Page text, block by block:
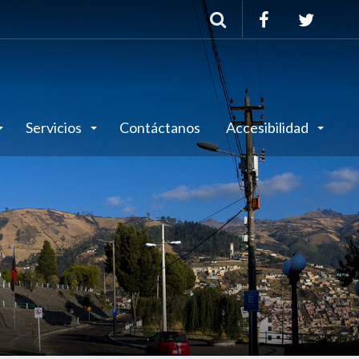
Buscar
Servicios Contáctanos Accesibilidad